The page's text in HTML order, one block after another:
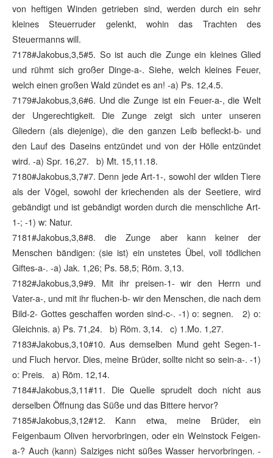
von heftigen Winden getrieben sind, werden durch ein sehr
kleines Steuerruder gelenkt, wohin das Trachten des
Steuermanns will.
7178#Jakobus,3,5#5. So ist auch die Zunge ein kleines Glied
und rühmt sich großer Dinge-a-. Siehe, welch kleines Feuer,
welch einen großen Wald zündet es an! -a) Ps. 12,4.5.
7179#Jakobus,3,6#6. Und die Zunge ist ein Feuer-a-, die Welt
der Ungerechtigkeit. Die Zunge zeigt sich unter unseren
Gliedern (als diejenige), die den ganzen Leib befleckt-b- und
den Lauf des Daseins entzündet und von der Hölle entzündet
wird. -a) Spr. 16,27. b) Mt. 15,11.18.
7180#Jakobus,3,7#7. Denn jede Art-1-, sowohl der wilden Tiere
als der Vögel, sowohl der kriechenden als der Seetiere, wird
gebändigt und ist gebändigt worden durch die menschliche Art-
1-; -1) w: Natur.
7181#Jakobus,3,8#8. die Zunge aber kann keiner der
Menschen bändigen: (sie ist) ein unstetes Übel, voll tödlichen
Giftes-a-. -a) Jak. 1,26; Ps. 58,5; Röm. 3,13.
7182#Jakobus,3,9#9. Mit ihr preisen-1- wir den Herrn und
Vater-a-, und mit ihr fluchen-b- wir den Menschen, die nach dem
Bild-2- Gottes geschaffen worden sind-c-. -1) o: segnen. 2) o:
Gleichnis. a) Ps. 71,24. b) Röm. 3,14. c) 1.Mo. 1,27.
7183#Jakobus,3,10#10. Aus demselben Mund geht Segen-1-
und Fluch hervor. Dies, meine Brüder, sollte nicht so sein-a-. -1)
o: Preis. a) Röm. 12,14.
7184#Jakobus,3,11#11. Die Quelle sprudelt doch nicht aus
derselben Öffnung das Süße und das Bittere hervor?
7185#Jakobus,3,12#12. Kann etwa, meine Brüder, ein
Feigenbaum Oliven hervorbringen, oder ein Weinstock Feigen-
a-? Auch (kann) Salziges nicht süßes Wasser hervorbringen. -